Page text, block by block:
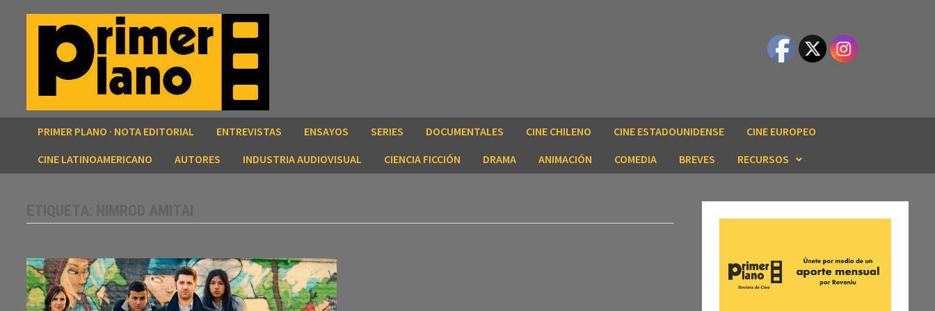
PRIMER PLANO · NOTA EDITORIAL ENTREVISTAS ENSAYOS SERIES DOCUMENTALES CINE CHILENO CINE ESTADOUNIDENSE
CINE EUROPEO
CINE LATINOAMERICANO
AUTORES INDUSTRIA AUDIOVISUAL CIENCIA FICCIÓN DRAMA ANIMACIÓN COMEDIA BREVES RECURSOS